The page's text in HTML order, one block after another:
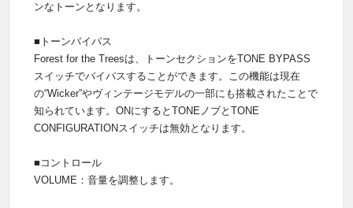
ンなトーンとなります。
■トーンバイパス
Forest for the Treesは、トーンセクションをTONE BYPASS
スイッチでバイパスすることができます。この機能は現在
の“Wicker”やヴィンテージモデルの一部にも搭載されたことで
知られています。ONにするとTONEノブとTONE
CONFIGURATIONスイッチは無効となります。
■コントロール
VOLUME：音量を調整します。